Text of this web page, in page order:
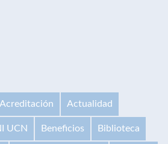
Acreditación Actualidad
UCN Beneficios Biblioteca